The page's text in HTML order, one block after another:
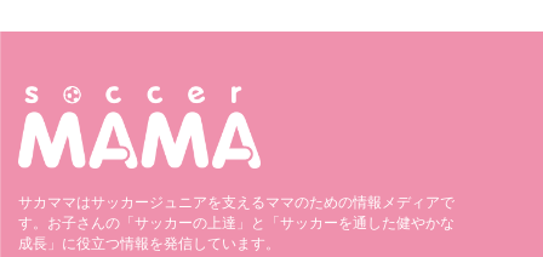
サカママはサッカージュニアを支えるママのための情報メディアで
す。お子さんの「サッカーの上達」と「サッカーを通した健やかな
成長」に役立つ情報を発信しています。